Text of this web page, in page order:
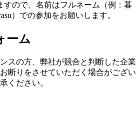
すので、名前はフルネーム（例：暮
）での参加をお願いします。
ーム
スの方、弊社が競合と判断した企業
断りをさせていただく場合がござい
ください。